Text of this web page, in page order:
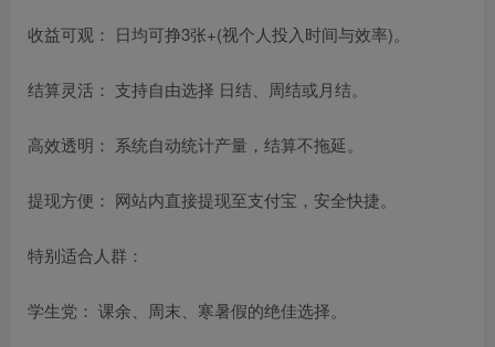
收益可观： 日均可挣3张+(视个人投入时间与效率)。
结算灵活： 支持自由选择 日结、周结或月结。
高效透明： 系统自动统计产量，结算不拖延。
提现方便： 网站内直接提现至支付宝，安全快捷。
特别适合人群：
学生党： 课余、周末、寒暑假的绝佳选择。